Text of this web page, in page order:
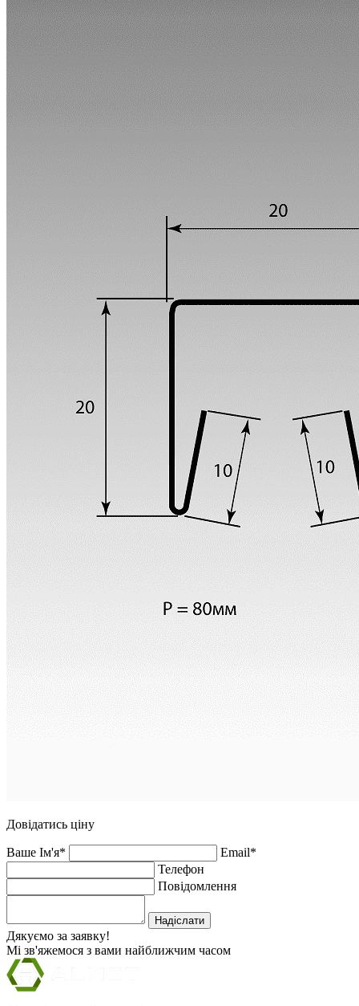
Довідатись ціну
Ваше Ім'я*
Email*
Телефон
Повідомлення
Надіслати
Дякуємо за заявку!
Мі зв'яжемося з вами найближчим часом